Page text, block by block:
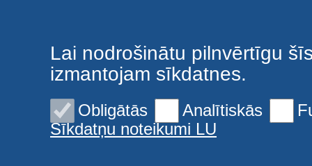
© 2026 Latvijas Universitāte. Visas tiesības aizsargātas
Lai nodrošinātu pilnvērtīgu
izmantojam sīkdatnes.
Obligātās Analītiskās
Sīkdatņu noteikumi LU